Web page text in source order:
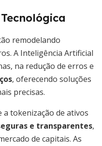
remodelando
A Inteligência Artificial
na redução de erros e
, oferecendo soluções
precisas.
a tokenização de ativos
e transparentes,
de capitais. As